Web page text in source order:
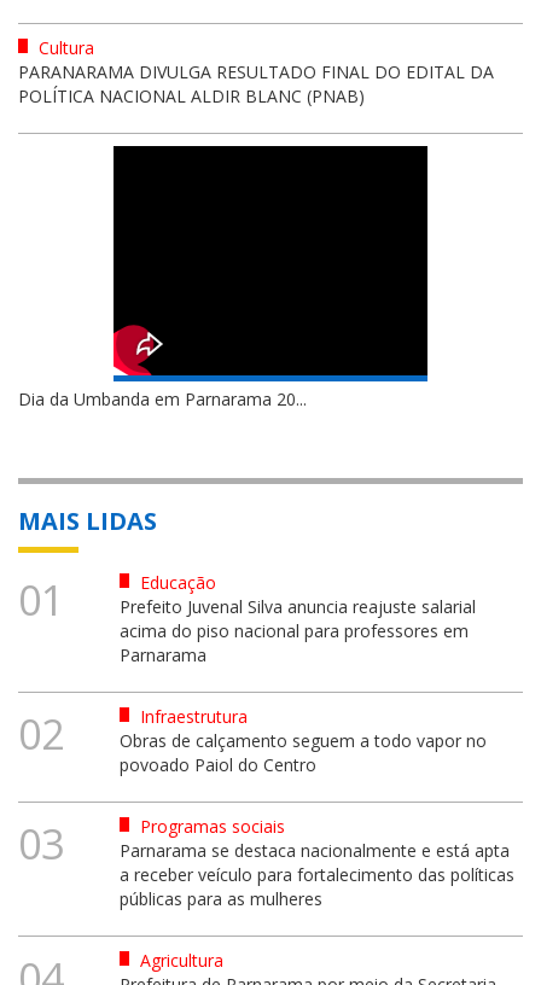
Cultura
PARANARAMA DIVULGA RESULTADO FINAL DO EDITAL DA
POLÍTICA NACIONAL ALDIR BLANC (PNAB)
Dia da Umbanda em Parnarama 20...
MAIS LIDAS
01
Educação
Prefeito Juvenal Silva anuncia reajuste salarial
acima do piso nacional para professores em
Parnarama
02
Infraestrutura
Obras de calçamento seguem a todo vapor no
povoado Paiol do Centro
03
Programas sociais
Parnarama se destaca nacionalmente e está apta
a receber veículo para fortalecimento das políticas
públicas para as mulheres
Agricultura